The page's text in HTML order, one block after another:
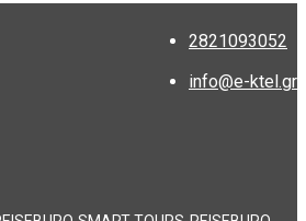
2821093052
info@e-ktel.gr